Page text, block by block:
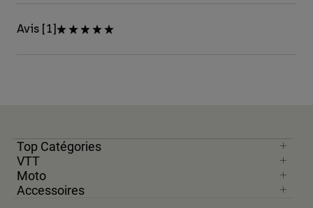
Avis [1]
Top Catégories
VTT
Moto
Accessoires